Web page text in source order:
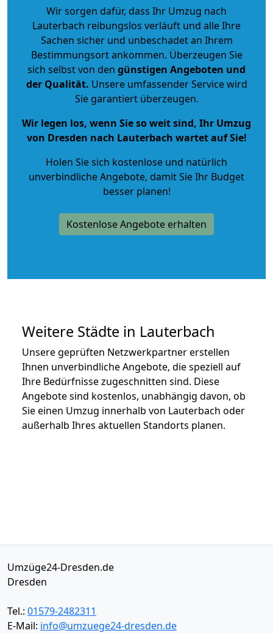
Wir sorgen dafür, dass Ihr Umzug nach
Lauterbach reibungslos verläuft und alle Ihre
Sachen sicher und unbeschadet an Ihrem
Bestimmungsort ankommen. Überzeugen Sie
sich selbst von den günstigen Angeboten und
der Qualität. Unsere umfassender Service wird
Sie garantiert überzeugen.
Wir legen los, wenn Sie so weit sind, Ihr Umzug
von Dresden nach Lauterbach wartet auf Sie!
Holen Sie sich kostenlose und natürlich
unverbindliche Angebote, damit Sie Ihr Budget
besser planen!
Kostenlose Angebote erhalten
Weitere Städte in Lauterbach
Unsere geprüften Netzwerkpartner erstellen
Ihnen unverbindliche Angebote, die speziell auf
Ihre Bedürfnisse zugeschnitten sind. Diese
Angebote sind kostenlos, unabhängig davon, ob
Sie einen Umzug innerhalb von Lauterbach oder
außerhalb Ihres aktuellen Standorts planen.
Umzüge24-Dresden.de
Dresden
Tel.: 01579-2482311
E-Mail: info@umzuege24-dresden.de